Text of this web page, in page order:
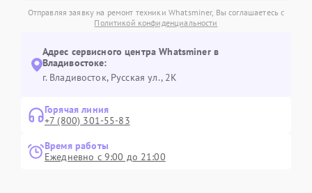
Отправляя заявку на ремонт техники Whatsminer, Вы соглашаетесь с
Политикой конфиденциальности
Адрес сервисного центра Whatsminer в
Владивостоке:
г. Владивосток, Русская ул., 2К
Горячая линия
+7 (800) 301-55-83
Время работы
Ежедневно с 9:00 до 21:00